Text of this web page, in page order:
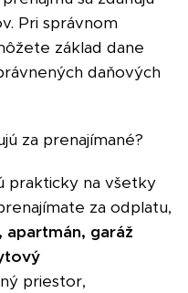
Pri správnom
základ dane
daňových
za prenajímané?
prakticky na všetky
za odplatu,
apartmán, garáž
priestor,